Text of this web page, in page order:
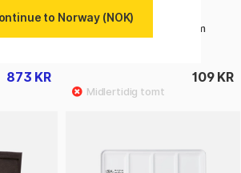
10-
873 KR
Liquid Chrome Marker 2mm
109 KR
to Norway (NOK)